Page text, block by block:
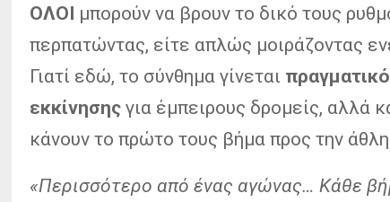
ΟΛΟΙ μπορούν να βρουν το δικό τους
περπατώντας, είτε απλώς μοιράζοντας
Γιατί εδώ, το σύνθημα γίνεται
εκκίνησης για έμπειρους δρομείς, αλλά
κάνουν το πρώτο τους βήμα προς την
«Περισσότερο από ένας αγώνας… Κάθε